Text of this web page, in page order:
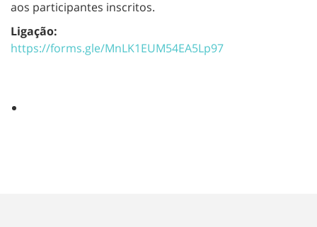
aos participantes inscritos.
Ligação:
https://forms.gle/MnLK1EUM54EA5Lp97